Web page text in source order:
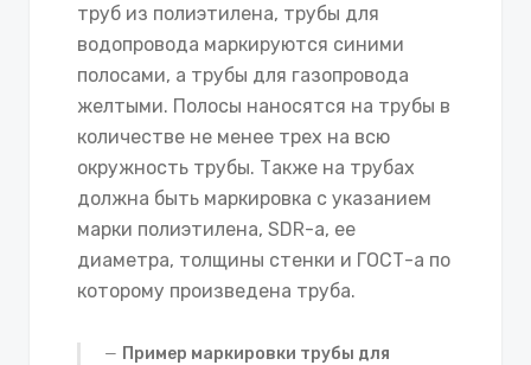
труб из полиэтилена, трубы для
водопровода маркируются синими
полосами, а трубы для газопровода
желтыми. Полосы наносятся на трубы в
количестве не менее трех на всю
окружность трубы. Также на трубах
должна быть маркировка с указанием
марки полиэтилена, SDR-а, ее
диаметра, толщины стенки и ГОСТ-а по
которому произведена труба.
Пример маркировки трубы для